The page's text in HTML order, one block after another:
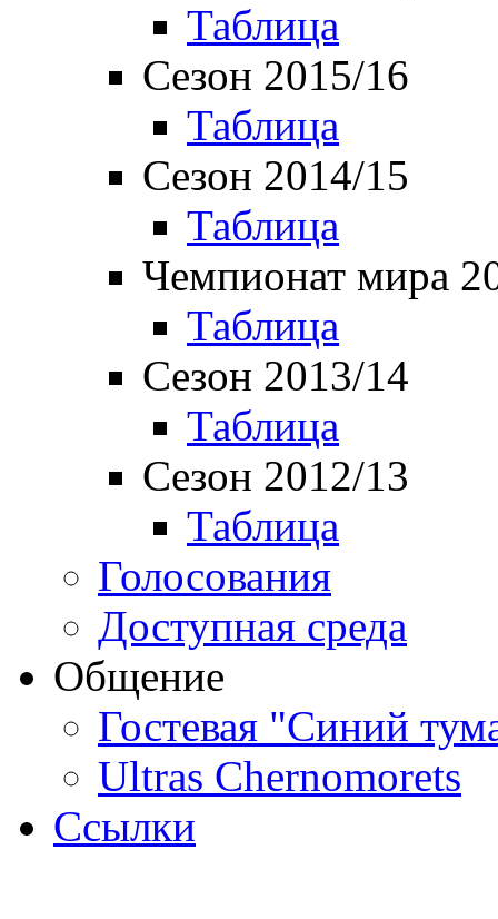
Таблица
Сезон 2015/16
Таблица
Сезон 2014/15
Таблица
Чемпионат мира
Таблица
Сезон 2013/14
Таблица
Сезон 2012/13
Таблица
Голосования
Доступная среда
Общение
Гостевая "Синий
Ultras Chernomorets
Ссылки